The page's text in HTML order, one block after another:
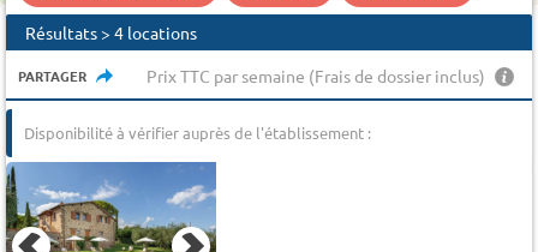
Résultats > 4 locations
PARTAGER Prix TTC par semaine (Frais de dossier inclus)
Disponibilité à vérifier auprès de l'établissement :